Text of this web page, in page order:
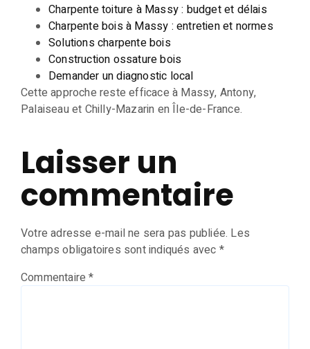
Charpente toiture à Massy : budget et délais
Charpente bois à Massy : entretien et normes
Solutions charpente bois
Construction ossature bois
Demander un diagnostic local
Cette approche reste efficace à Massy, Antony,
Palaiseau et Chilly-Mazarin en Île-de-France.
Laisser un
commentaire
Votre adresse e-mail ne sera pas publiée. Les
champs obligatoires sont indiqués avec *
Commentaire*